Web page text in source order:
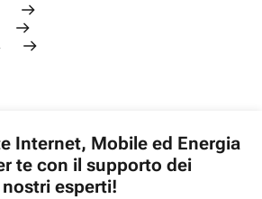
Internet, Mobile ed Energia
te con il supporto dei
nostri esperti!